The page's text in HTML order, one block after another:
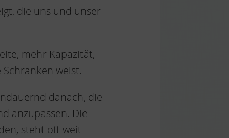
die uns und unser
mehr Kapazität,
weist.
danach, die
anzupassen. Die
steht oft weit